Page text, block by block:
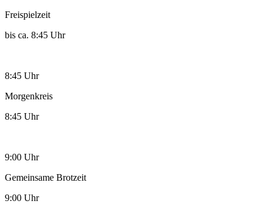
Freispielzeit
bis ca. 8:45 Uhr
8:45 Uhr
Morgenkreis
8:45 Uhr
9:00 Uhr
Gemeinsame Brotzeit
9:00 Uhr